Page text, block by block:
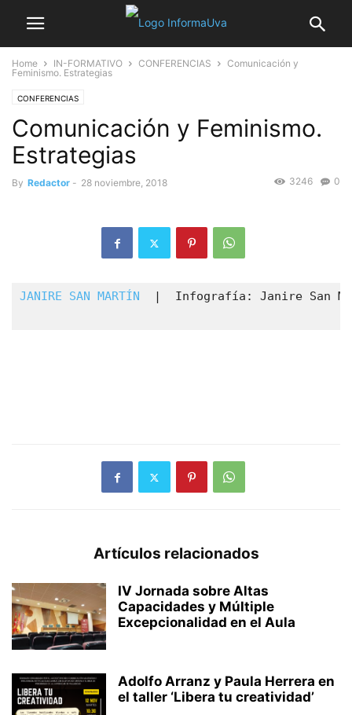
Home IN-FORMATIVO CONFERENCIAS
Comunicación y
Feminismo. Estrategias
CONFERENCIAS
Comunicación y Feminismo.
Estrategias
By Redactor - 28 noviembre, 2018 0
3246
JANIRE SAN MARTÍN |  Infografía: Janire San
Artículos relacionados
IV Jornada sobre Altas
Capacidades y Múltiple
Excepcionalidad en el Aula
Adolfo Arranz y Paula Herrera en
el taller ‘Libera tu creatividad’